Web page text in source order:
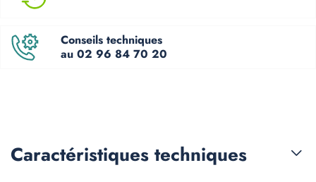
Conseils techniques
au 02 96 84 70 20
Caractéristiques techniques